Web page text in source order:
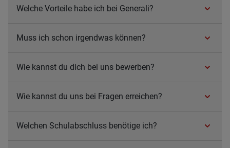
Wel­che Vor­teile habe ich bei Gene­rali?
Muss ich schon irgend­was kön­nen?
Wie kannst du dich bei uns bewer­ben?
Wie kannst du uns bei Fra­gen errei­chen?
Wel­chen Schul­ab­schluss benö­tige ich?